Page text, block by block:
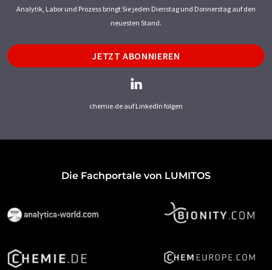
Analytik, Labor und Prozess bringt Sie jeden Dienstag und Donnerstag auf den
neuesten Stand.
JETZT ABONNIEREN
chemie.de auf LinkedIn folgen
Die Fachportale von LUMITOS